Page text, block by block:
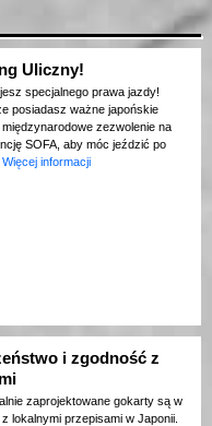
Uliczny!
specjalnego prawa jazdy!
posiadasz ważne japońskie
zezwolenie na
SOFA, aby móc jeździć po
Więcej informacji
i zgodność z
zaprojektowane gokarty są w
z lokalnymi przepisami w Japonii.